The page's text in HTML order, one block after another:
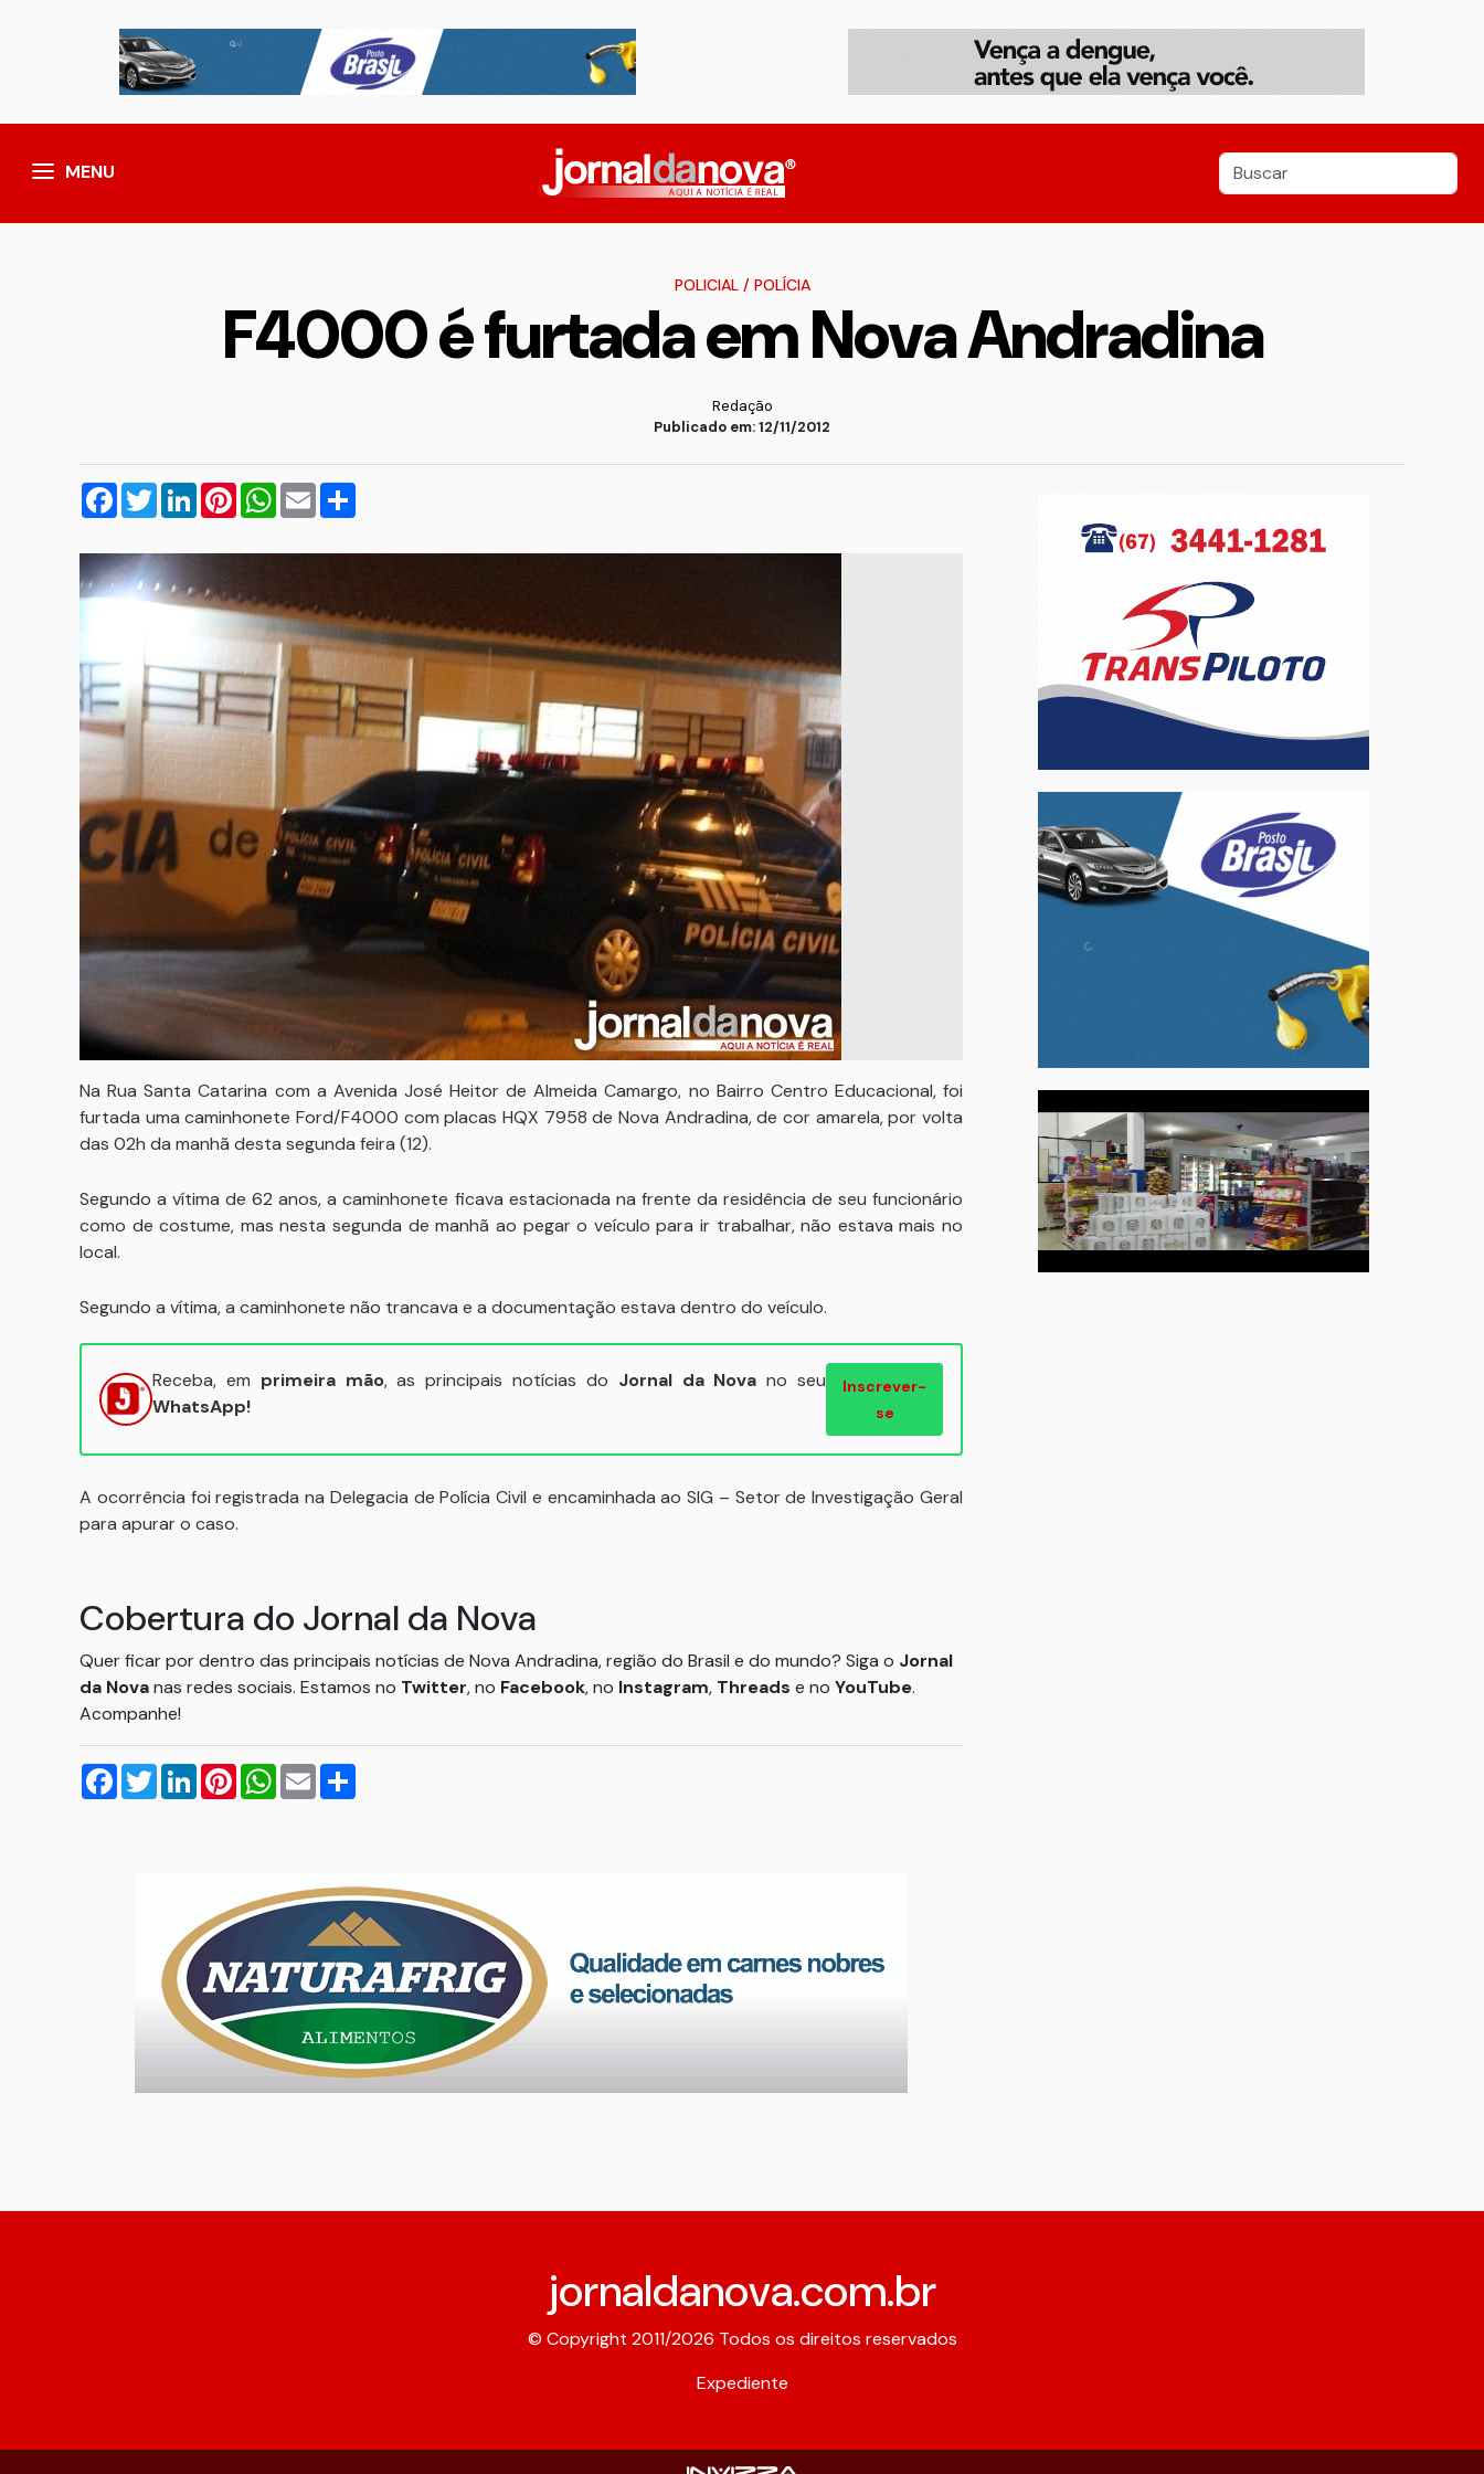
MENU
POLICIAL/ POLÍCIA
F4000 é furtada em Nova Andradina
Redação
Publicado em: 12/11/2012
Facebook
TwitterLinkedInPinterestWhatsApp
Email
Na Rua Santa Catarina com a Avenida José Heitor de Almeida Camargo, no Bairro Centro Educacional, foi
furtada uma caminhonete Ford/F4000 com placas HQX 7958 de Nova Andradina, de cor amarela, por volta
das 02h da manhã desta segunda feira (12).
Segundo a vítima de 62 anos, a caminhonete ficava estacionada na frente da residência de seu funcionário
como de costume, mas nesta segunda de manhã ao pegar o veículo para ir trabalhar, não estava mais no
local.
Segundo a vítima, a caminhonete não trancava e a documentação estava dentro do veículo.
Receba, em primeira mão, as principais notícias do Jornal da Nova no seu
WhatsApp!
Inscrever-
se
A ocorrência foi registrada na Delegacia de Polícia Civil e encaminhada ao SIG – Setor de Investigação Geral
para apurar o caso.
Cobertura do Jornal da Nova
Quer ficar por dentro das principais notícias de Nova Andradina, região do Brasil e do mundo? Siga o Jornal
da Novanas redes sociais. Estamos no Twitter, no Facebook, no Instagram, Threads e no YouTube.
Acompanhe!
Facebook
TwitterLinkedInPinterestWhatsApp
Email
jornaldanova.com.br
© Copyright 2011/2026 Todos os direitos reservados
Expediente